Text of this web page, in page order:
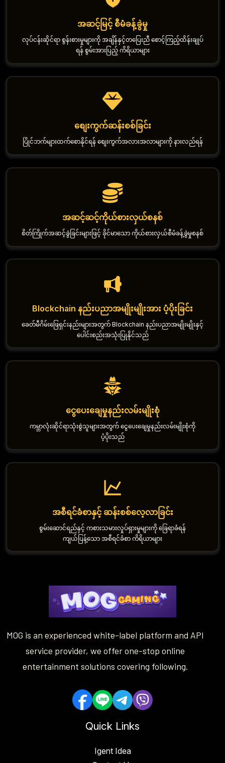
အဆင့်မြင့် စီမံခန့်ခွဲမှု
လုပ်ငန်းဆိုင်ရာ စွန်းစားမှုများကို အချိန်နှင့်တပြေးညီ စောင့်ကြည့်ထိန်းချုပ်
ရန် စွမ်းအားပြည့် ကိရိယာများ
စျေးကွက်ဆန်းစစ်ခြင်း
ပြိုင်ဘက်များထက်စောနိုင်ရန် စျေးကွက်အလားအလာများကို နားလည်ရန်
အဆင့်ဆင့်ကိုယ်စားလှယ်စနစ်
စိတ်ကြိုက်အဆင့်ခွဲခြင်းများဖြင့် ခိုင်မာသော ကိုယ်စားလှယ်စီမံခန့်ခွဲမှုစနစ်
Blockchain နည်းပညာအမျိုးမျိုးအား ပံ့ပိုးခြင်း
ခေတ်မီဂိမ်းဖြေရှင်းနည်းများအတွက် Blockchain နည်းပညာအမျိုးမျိုးနှင့်
ပေါင်းစည်းအသုံးပြုနိုင်သည်
ငွေပေးချေမှုနည်းလမ်းမျိုးစုံ
ကမ္ဘာလုံးဆိုင်ရာသုံးစွဲသူများအတွက် ငွေပေးချေမှုနည်းလမ်းမျိုးစုံကို
ပံ့ပိုးသည်
အစီရင်ခံစာနှင့် ဆန်းစစ်လေ့လာခြင်း
စွမ်းဆောင်ရည်နှင့် ကစားသမားလှုပ်ရှားမှုများကို ခြေရာခံရန်
ကျယ်ပြန့်သော အစီရင်ခံစာ ကိရိယာများ
MOG is an experienced white-label platform and API
service provider, we offer one-stop online
entertainment solutions covering following.
Quick Links
Igent Idea